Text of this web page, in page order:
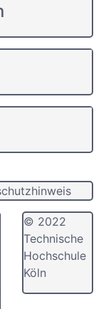
© 2022
Technische
Hochschule
Köln